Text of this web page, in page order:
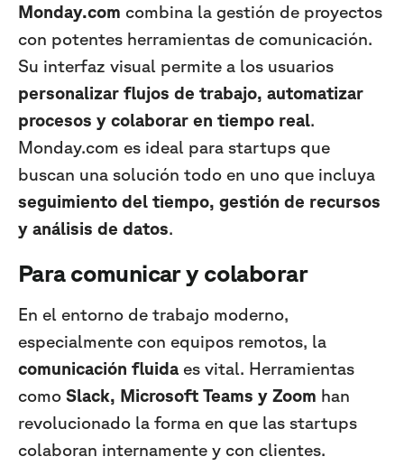
Monday.com combina la gestión de proyectos
con potentes herramientas de comunicación.
Su interfaz visual permite a los usuarios
personalizar flujos de trabajo, automatizar
procesos y colaborar en tiempo real.
Monday.com es ideal para startups que
buscan una solución todo en uno que incluya
seguimiento del tiempo, gestión de recursos
y análisis de datos.
Para comunicar y colaborar
En el entorno de trabajo moderno,
especialmente con equipos remotos, la
comunicación fluida es vital. Herramientas
como Slack, Microsoft Teams y Zoom han
revolucionado la forma en que las startups
colaboran internamente y con clientes.